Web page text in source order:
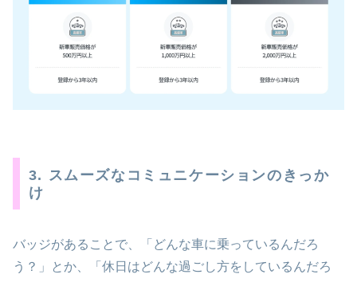
3. スムーズなコミュニケーションのきっか
け
バッジがあることで、「どんな車に乗っているんだろ
う？」とか、「休日はどんな過ごし方をしているんだろ